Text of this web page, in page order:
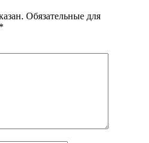
Обязательные для
*